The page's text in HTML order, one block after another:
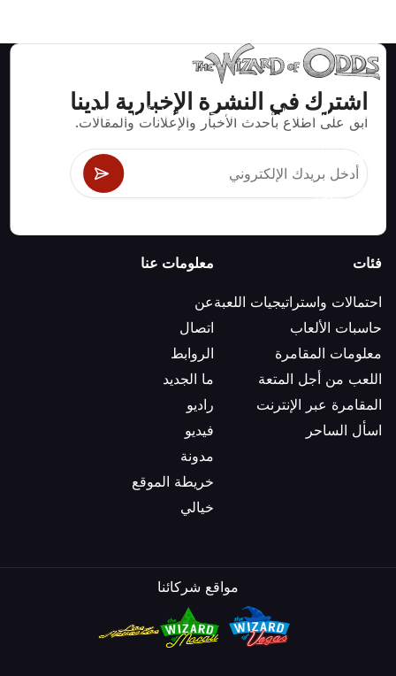
اشترك في النشرة الإخبارية لدينا
ابق على اطلاع بأحدث الأخبار والإعلانات والمقالات.
استراتيجيات ومعلومات صحيحة رياضيا لألعاب الكازينو مثل
البلاك جاك وكرابس والروليت ومئات الألعاب الأخرى التي
يمكن لعبها.
فئات
احتمالات واستراتيجيات اللعبة
حاسبات الألعاب
معلومات المقامرة
اللعب من أجل المتعة
المقامرة عبر الإنترنت
اسأل الساحر
معلومات عنا
عن
اتصال
الروابط
ما الجديد
راديو
فيديو
مدونة
خريطة الموقع
خيالي
مواقع شركائنا